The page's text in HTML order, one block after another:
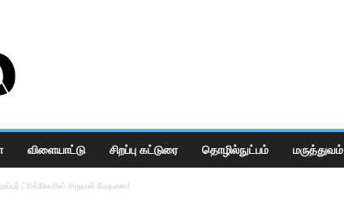
விளையாட்டு சிறப்பு கட்டுரை தொழில்நுட்பம் மருத்துவம்
ட்ரிக்கோசிஸ் சிறுவன் வேதனை!